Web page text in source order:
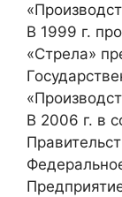
В 1999 г.
«Стрела»
В 2006 г. в